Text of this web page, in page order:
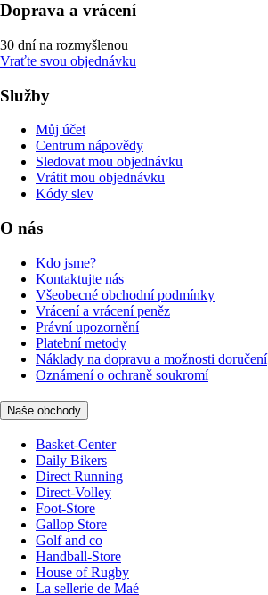
Doprava a vrácení
30 dní na rozmyšlenou
Vraťte svou objednávku
Služby
Můj účet
Centrum nápovědy
Sledovat mou objednávku
Vrátit mou objednávku
Kódy slev
O nás
Kdo jsme?
Kontaktujte nás
Všeobecné obchodní podmínky
Vrácení a vrácení peněz
Právní upozornění
Platební metody
Náklady na dopravu a možnosti doručení
Oznámení o ochraně soukromí
Naše obchody
Basket-Center
Daily Bikers
Direct Running
Direct-Volley
Foot-Store
Gallop Store
Golf and co
Handball-Store
House of Rugby
La sellerie de Maé